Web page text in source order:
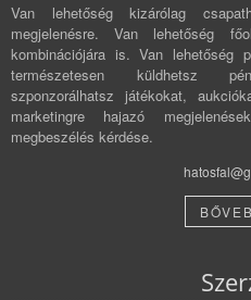
Van lehetőség kizárólag
megjelenésre. Van lehetőség
kombinációjára is. Van lehetőség
természetesen
szponzorálhatsz játékokat,
marketingre hajazó
megbeszélés kérdése.